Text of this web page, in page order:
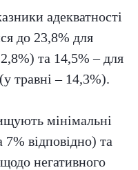
адекватності
до 23,8% для
та 14,5% – для
травні – 14,3%).
мінімальні
відповідно) та
негативного